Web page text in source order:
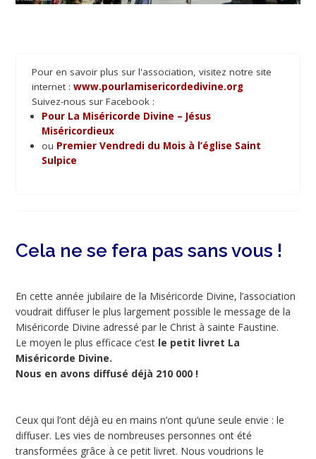
Pour en savoir plus sur l'association, visitez notre site
internet : www.pourlamisericordedivine.org
Suivez-nous sur Facebook :
Pour La Miséricorde Divine – Jésus
Miséricordieux
ou Premier Vendredi du Mois à l’église Saint
Sulpice
Cela ne se fera pas sans vous !
En cette année jubilaire de la Miséricorde Divine, l’association
voudrait diffuser le plus largement possible le message de la
Miséricorde Divine adressé par le Christ à sainte Faustine.
Le moyen le plus efficace c’est le petit livret La
Miséricorde Divine.
Nous en avons diffusé déjà 210 000 !
Ceux qui l’ont déjà eu en mains n’ont qu’une seule envie : le
diffuser. Les vies de nombreuses personnes ont été
transformées grâce à ce petit livret. Nous voudrions le